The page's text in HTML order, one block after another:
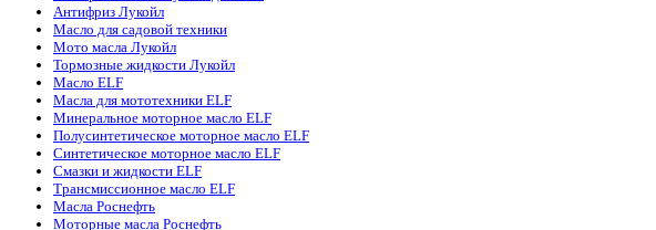
Антифриз Лукойл
Масло для садовой техники
Мото масла Лукойл
Тормозные жидкости Лукойл
Масло ELF
Масла для мототехники ELF
Минеральное моторное масло ELF
Полусинтетическое моторное масло ELF
Синтетическое моторное масло ELF
Смазки и жидкости ELF
Трансмиссионное масло ELF
Масла Роснефть
Моторные масла Роснефть